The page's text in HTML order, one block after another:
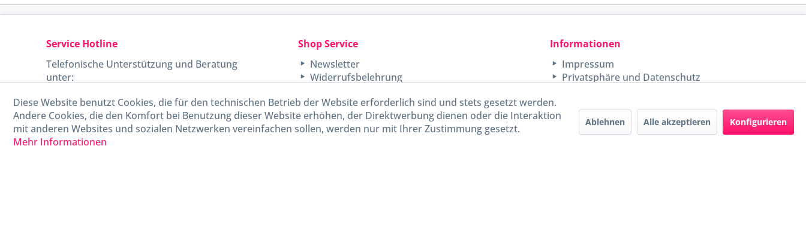
Service Hotline
Telefonische Unterstützung und Beratung
unter:
040-880 99 770
Mo-Fr, 09:00 - 15:00 Uhr
Shop Service
Newsletter
Widerrufsbelehrung
Lieferinformationen
Informationen
Impressum
Privatsphäre und Datenschutz
Diese Website benutzt Cookies, die für den technischen Betrieb der Website erforderlich sind und stets gesetzt werden.
Andere Cookies, die den Komfort bei Benutzung dieser Website erhöhen, der Direktwerbung dienen oder die Interaktion
mit anderen Websites und sozialen Netzwerken vereinfachen sollen, werden nur mit Ihrer Zustimmung gesetzt.
Mehr Informationen
Ablehnen Alle akzeptieren Konfigurieren